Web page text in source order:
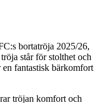
bortatröja 2025/26,
står för stolthet och
fantastisk bärkomfort
tröjan komfort och